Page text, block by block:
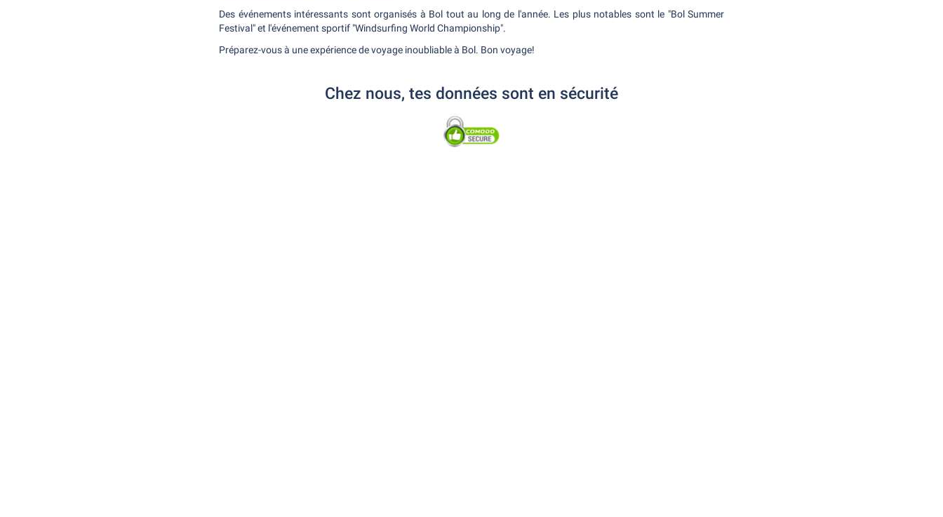
Des événements intéressants sont organisés à Bol tout au long de l'année. Les plus notables sont le "Bol Summer
Festival" et l'événement sportif "Windsurfing World Championship".
Préparez-vous à une expérience de voyage inoubliable à Bol. Bon voyage!
Chez nous, tes données sont en sécurité